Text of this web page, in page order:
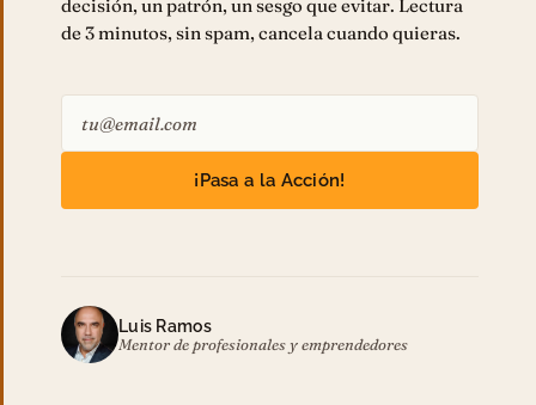
decisión, un patrón, un sesgo que evitar. Lectura
de 3 minutos, sin spam, cancela cuando quieras.
¡Pasa a la Acción!
Luis Ramos
Mentor de profesionales y emprendedores